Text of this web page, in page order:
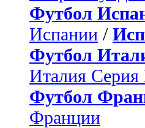
Футбол
Испании /
Футбол
Италия Серия
Футбол
Франции